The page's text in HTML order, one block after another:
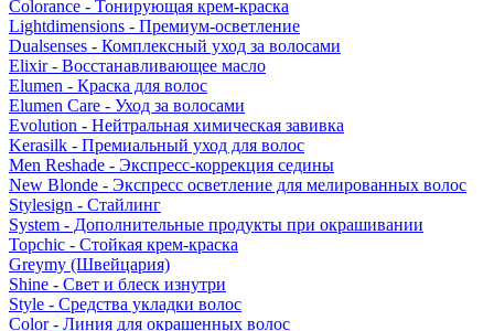
Colorance - Тонирующая крем-краска
Lightdimensions - Премиум-осветление
Dualsenses - Комплексный уход за волосами
Elixir - Восстанавливающее масло
Elumen - Краска для волос
Elumen Care - Уход за волосами
Evolution - Нейтральная химическая завивка
Kerasilk - Премиальный уход для волос
Men Reshade - Экспресс-коррекция седины
New Blonde - Экспресс осветление для мелированных волос
Stylesign - Стайлинг
System - Дополнительные продукты при окрашивании
Topchic - Стойкая крем-краска
Greymy (Швейцария)
Shine - Свет и блеск изнутри
Style - Средства укладки волос
Color - Линия для окрашенных волос